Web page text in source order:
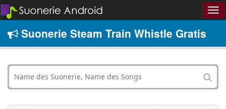
Suonerie Steam Train Whistle Gratis